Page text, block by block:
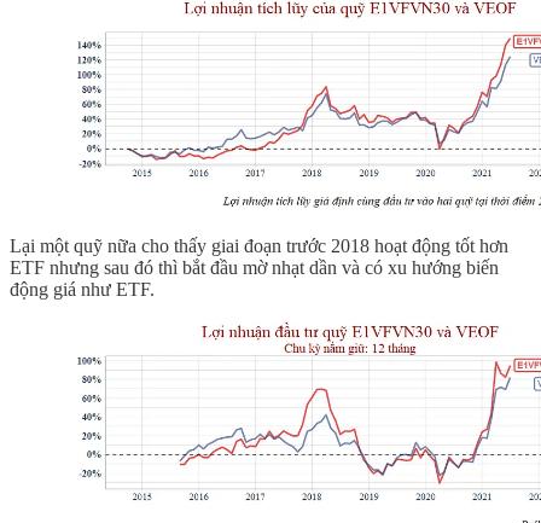
Lại một quỹ nữa cho thấy giai đoạn trước 2018 hoạt động tốt hơn
ETF nhưng sau đó thì bắt đầu mờ nhạt dần và có xu hướng biến
động giá như ETF.